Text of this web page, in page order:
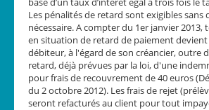
Les pénalités de retard sont exigibles
nécessaire. A compter du 1er janvier
en situation de retard de paiement
débiteur, à l'égard de son créancier, outre
retard, déjà prévues par la loi, d'une
pour frais de recouvrement de 40 euros
du 2 octobre 2012). Les frais de rejet
seront refacturés au client pour tout